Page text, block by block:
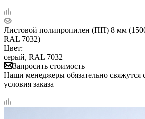
Листовой полипропилен (ПП) 8 мм
RAL 7032)
Цвет:
серый, RAL 7032
Запросить стоимость
Наши менеджеры обязательно свяжутся
условия заказа